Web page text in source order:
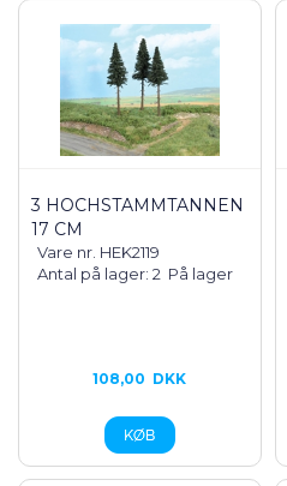
3 HOCHSTAMMTANNEN
17 CM
Vare nr. HEK2119
Antal på lager: 2 På lager
108,00 DKK